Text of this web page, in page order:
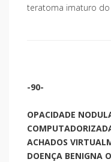
teratoma imaturo
-90-
OPACIDADE
ACHADOS
DOENÇA BENIGNA